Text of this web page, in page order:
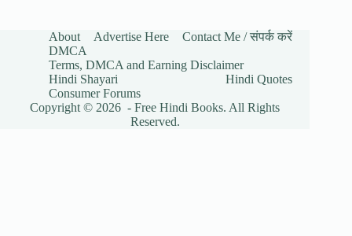
About Advertise Here
Contact Me / संपर्क करें
DMCA
Terms, DMCA and Earning Disclaimer
Hindi Shayari
Hindi Quotes
Consumer Forums
Copyright © 2026 - Free Hindi Books. All Rights
Reserved.